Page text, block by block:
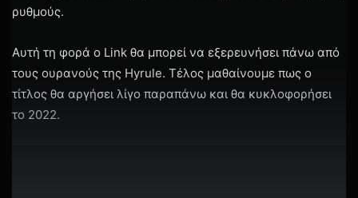
ρυθμούς.
Αυτή τη φορά ο Link θα μπορεί να εξερευνήσει πάνω από
τους ουρανούς της Hyrule. Τέλος μαθαίνουμε πως ο
τίτλος θα αργήσει λίγο παραπάνω και θα κυκλοφορήσει
το 2022.